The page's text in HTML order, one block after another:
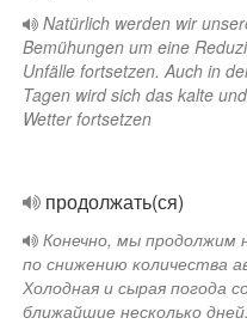
Natürlich werden wir
Bemühungen um eine
Unfälle fortsetzen. Auch in
Tagen wird sich das kalte
Wetter fortsetzen
продолжать(ся)
Конечно, мы продолжим
по снижению количества
Холодная и сырая погода
ближайшие несколько дней.